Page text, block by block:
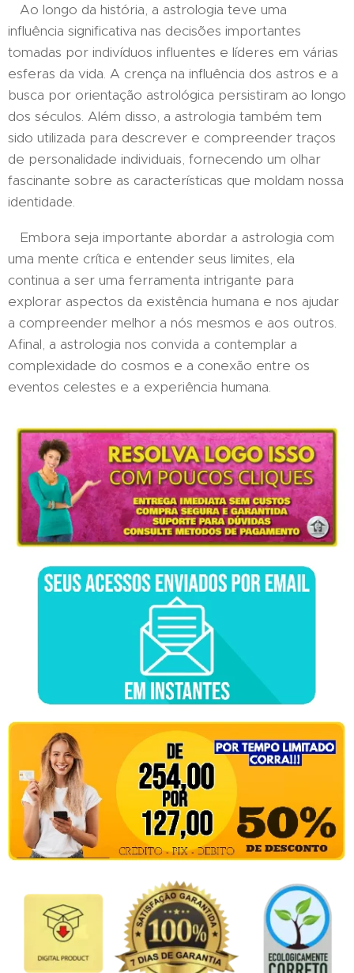
Ao longo da história, a astrologia teve uma
influência significativa nas decisões importantes
tomadas por indivíduos influentes e líderes em várias
esferas da vida. A crença na influência dos astros e a
busca por orientação astrológica persistiram ao longo
dos séculos. Além disso, a astrologia também tem
sido utilizada para descrever e compreender traços
de personalidade individuais, fornecendo um olhar
fascinante sobre as características que moldam nossa
identidade.
Embora seja importante abordar a astrologia com
uma mente crítica e entender seus limites, ela
continua a ser uma ferramenta intrigante para
explorar aspectos da existência humana e nos ajudar
a compreender melhor a nós mesmos e aos outros.
Afinal, a astrologia nos convida a contemplar a
complexidade do cosmos e a conexão entre os
eventos celestes e a experiência humana.